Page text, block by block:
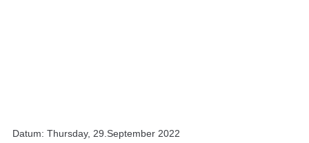
Datum: Thursday, 29.September 2022